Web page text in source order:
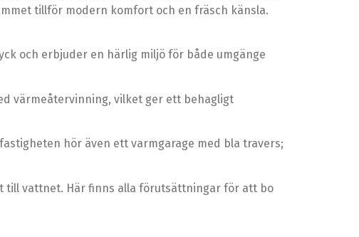
tillför modern komfort och en fräsch känsla.
och erbjuder en härlig miljö för både umgänge
värmeåtervinning, vilket ger ett behagligt
hör även ett varmgarage med bla travers;
till vattnet. Här finns alla förutsättningar för att bo